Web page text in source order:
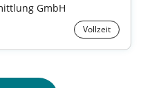
GmbH
Vollzeit